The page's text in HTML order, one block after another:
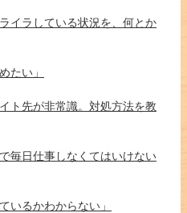
イラしている状況を、何とか
たい」
ト先が非常識。対処方法を教
毎日仕事しなくてはいけない
いるかわからない」